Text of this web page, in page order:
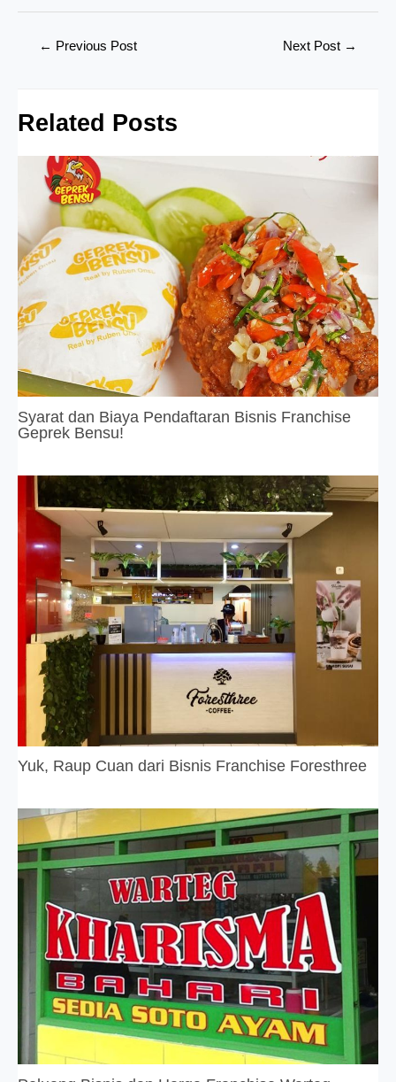
← Previous Post Next Post →
Related Posts
Syarat dan Biaya Pendaftaran Bisnis Franchise
Geprek Bensu!
Yuk, Raup Cuan dari Bisnis Franchise Foresthree